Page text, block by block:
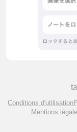
Conditions d'utilisation
Mentions